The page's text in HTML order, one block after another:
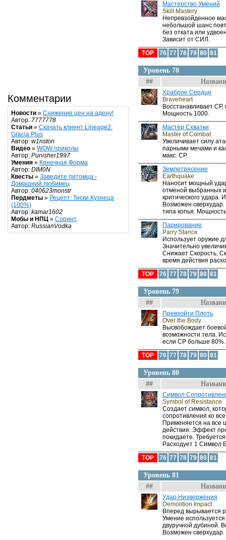
Комментарии
Новости » Снижение цен на адену!
Автор: 7777778
Статьи » Скачать клиент Lineage2:
Gracia Plus
Автор: w1nston
Видео » WOW приколы
Автор: Punisher1997
Умения » Конечная Форма
Автор: DIM0N
Квесты » Заведите питомца -
Домашний любимец
Автор: 040623monstr
Пердметы » Рецепт: Тиски Кузнеца
(100%)
Автор: kamar1602
Мобы и НПЦ » Соринт
Автор: RussianVodka
Мастерство Умений
Skill Mastery
Непревзойденное
небольшой шанс
без отката или
Зависит от СИЛ.
TOP
76 77 78 79 80 81
Уровень 78
##
Храброе Сердце
Braveheart
Восстанавливает
Мощность 1000.
Мастер Схватки
Master of Combat
Увеличивает силу
парными мечами и
макс. CP.
Землетрясение
Earthquake
Наносит мощный
отменой выбранных
критического удара.
Возможен
типа копья.
Парирование
Parry Stance
Использует оружие
Значительно
Снижает Скорость,
время действия
TOP
76 77 78 79 80 81
Уровень 79
##
Превзойти Плоть
Over the Body
Высвобождает
возможности тела.
если CP больше 80%.
TOP
76 77 78 79 80 81
Уровень 80
##
Символ
Symbol of Resistance
Создает символ,
сопротивления ко
Применяется на все
действия. Эффект
покидаете.
Расходует 1 Символ
TOP
76 77 78 79 80 81
Уровень 81
##
Удар Низвержения
Demolition Impact
Вперед вырывается
Умение
двуручной дубиной.
Возможен